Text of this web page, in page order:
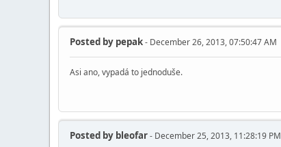
Posted by pepak- December 26, 2013, 07:50:47 AM
Asi ano, vypadá to jednoduše.
Posted by bleofar- December 25, 2013, 11:28:19 PM